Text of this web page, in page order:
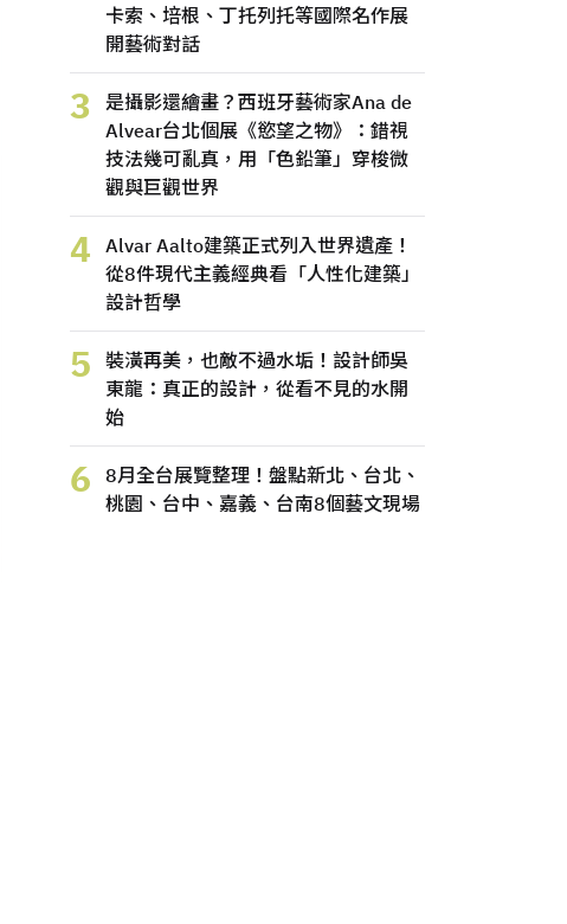
卡索、培根、丁托列托等國際名作展
開藝術對話
3
是攝影還繪畫？西班牙藝術家Ana de
Alvear台北個展《慾望之物》：錯視
技法幾可亂真，用「色鉛筆」穿梭微
觀與巨觀世界
4
Alvar Aalto建築正式列入世界遺產！
從8件現代主義經典看「人性化建築」
設計哲學
5
裝潢再美，也敵不過水垢！設計師吳
東龍：真正的設計，從看不見的水開
始
6
8月全台展覽整理！盤點新北、台北、
桃園、台中、嘉義、台南8個藝文現場